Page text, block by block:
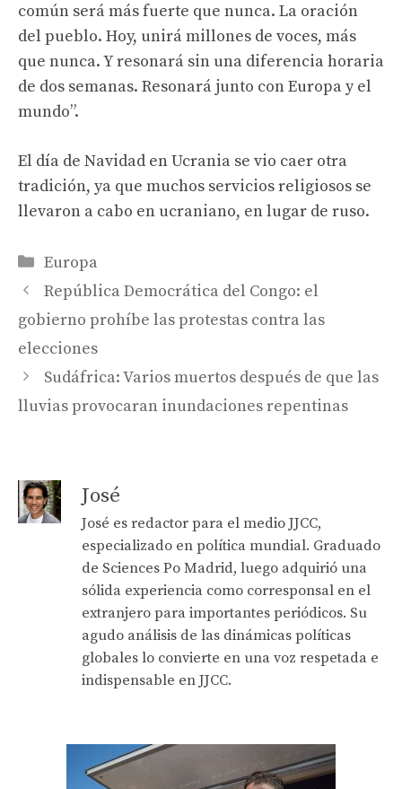
común será más fuerte que nunca. La oración
del pueblo. Hoy, unirá millones de voces, más
que nunca. Y resonará sin una diferencia horaria
de dos semanas. Resonará junto con Europa y el
mundo”.
El día de Navidad en Ucrania se vio caer otra
tradición, ya que muchos servicios religiosos se
llevaron a cabo en ucraniano, en lugar de ruso.
Categories
Europa
República Democrática del Congo: el
gobierno prohíbe las protestas contra las
elecciones
Sudáfrica: Varios muertos después de que las
lluvias provocaran inundaciones repentinas
José
José es redactor para el medio JJCC,
especializado en política mundial. Graduado
de Sciences Po Madrid, luego adquirió una
sólida experiencia como corresponsal en el
extranjero para importantes periódicos. Su
agudo análisis de las dinámicas políticas
globales lo convierte en una voz respetada e
indispensable en JJCC.